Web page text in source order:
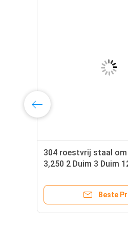
304 roestvrij staal om
3,250 2 Duim 3 Duim
Beste